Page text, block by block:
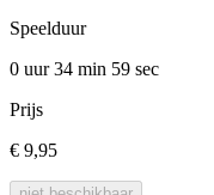
Speelduur
0 uur 34 min 59 sec
Prijs
€ 9,95